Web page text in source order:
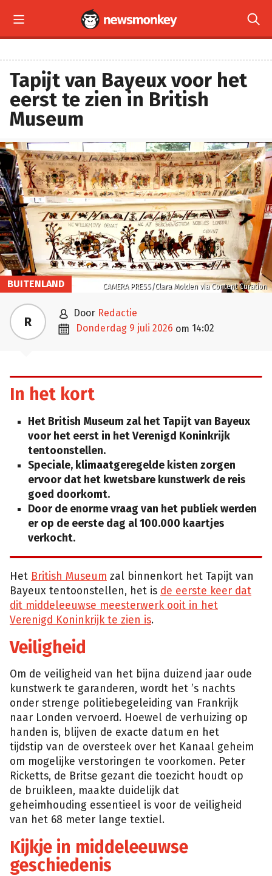
 
Tapijt van Bayeux voor het
eerst te zien in British
Museum
CAMERA PRESS/Clara Molden via Content Curation
BUITENLAND
R  door Redactie
 donderdag 9 juli 2026 om 14:02
In het kort
Het British Museum zal het Tapijt van Bayeux
voor het eerst in het Verenigd Koninkrijk
tentoonstellen.
Speciale, klimaatgeregelde kisten zorgen
ervoor dat het kwetsbare kunstwerk de reis
goed doorkomt.
Door de enorme vraag van het publiek werden
er op de eerste dag al 100.000 kaartjes
verkocht.
Het British Museum zal binnenkort het Tapijt van
Bayeux tentoonstellen, het is de eerste keer dat
dit middeleeuwse meesterwerk ooit in het
Verenigd Koninkrijk te zien is.
Veiligheid
Om de veiligheid van het bijna duizend jaar oude
kunstwerk te garanderen, wordt het ’s nachts
onder strenge politiebegeleiding van Frankrijk
naar Londen vervoerd. Hoewel de verhuizing op
handen is, blijven de exacte datum en het
tijdstip van de oversteek over het Kanaal geheim
om mogelijke verstoringen te voorkomen. Peter
Ricketts, de Britse gezant die toezicht houdt op
de bruikleen, maakte duidelijk dat
geheimhouding essentieel is voor de veiligheid
van het 68 meter lange textiel.
Kijkje in middeleeuwse
geschiedenis